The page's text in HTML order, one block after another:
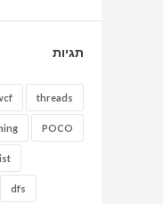
תגיות
threads
POCO
dfs